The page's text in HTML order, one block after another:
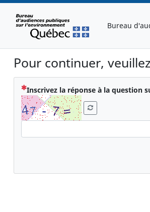
Bureau
Pour continuer,
Inscrivez la réponse à la question